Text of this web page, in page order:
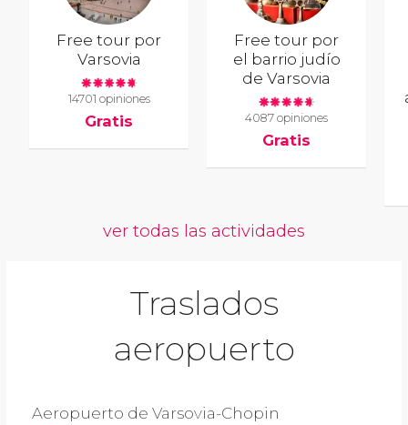
Free tour por
Varsovia
14701 opiniones
Gratis
Free tour por
el barrio judío
de Varsovia
4087 opiniones
Gratis
ver todas las actividades
Traslados
aeropuerto
Aeropuerto de Varsovia-Chopin